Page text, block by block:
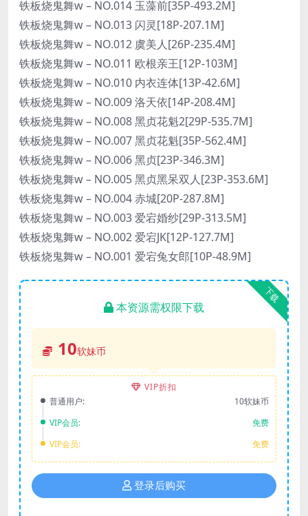
铁板烧鬼舞w – NO.014 玉藻前[35P-493.2M]
铁板烧鬼舞w – NO.013 闪灵[18P-207.1M]
铁板烧鬼舞w – NO.012 虞美人[26P-235.4M]
铁板烧鬼舞w – NO.011 欧根亲王[12P-103M]
铁板烧鬼舞w – NO.010 内衣连体[13P-42.6M]
铁板烧鬼舞w – NO.009 洛天依[14P-208.4M]
铁板烧鬼舞w – NO.008 黑贞花魁2[29P-535.7M]
铁板烧鬼舞w – NO.007 黑贞花魁[35P-562.4M]
铁板烧鬼舞w – NO.006 黑贞[23P-346.3M]
铁板烧鬼舞w – NO.005 黑贞黑呆双人[23P-353.6M]
铁板烧鬼舞w – NO.004 赤城[20P-287.8M]
铁板烧鬼舞w – NO.003 爱宕婚纱[29P-313.5M]
铁板烧鬼舞w – NO.002 爱宕JK[12P-127.7M]
铁板烧鬼舞w – NO.001 爱宕兔女郎[10P-48.9M]
下载
本资源需权限下载
10软妹币
VIP折扣
普通用户:
10软妹币
VIP会员:
免费
VIP会员:
免费
登录后购买